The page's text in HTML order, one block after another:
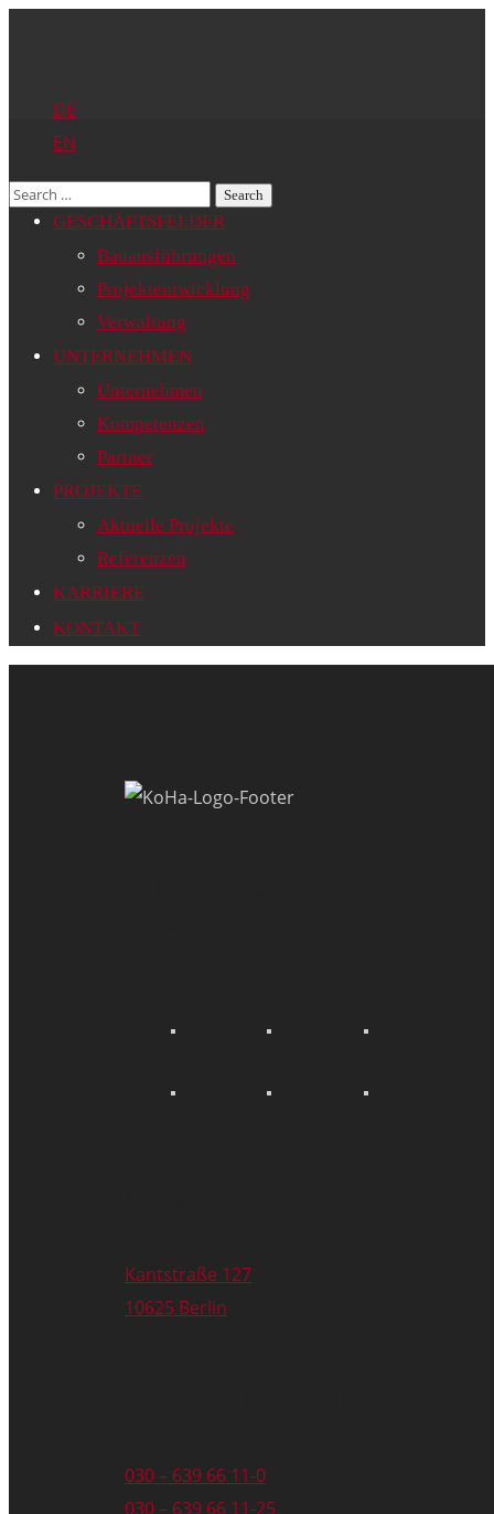
DE
EN
GESCHÄFTSFELDER
Bauausführungen
Projektentwicklung
Verwaltung
UNTERNEHMEN
Unternehmen
Kompetenzen
Partner
PROJEKTE
Aktuelle Projekte
Referenzen
KARRIERE
KONTAKT
Kantstraße 127
10625 Berlin
030 – 639 66 11-0
030 – 639 66 11-25